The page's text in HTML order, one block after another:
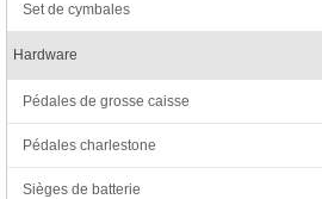
Set de cymbales
Hardware
Pédales de grosse caisse
Pédales charlestone
Sièges de batterie